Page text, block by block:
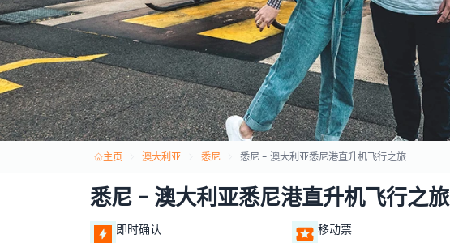
主页 澳大利亚 悉尼 悉尼 - 澳大利亚悉尼港直升机飞行之旅
悉尼 - 澳大利亚悉尼港直升机飞行之旅
即时确认 移动票